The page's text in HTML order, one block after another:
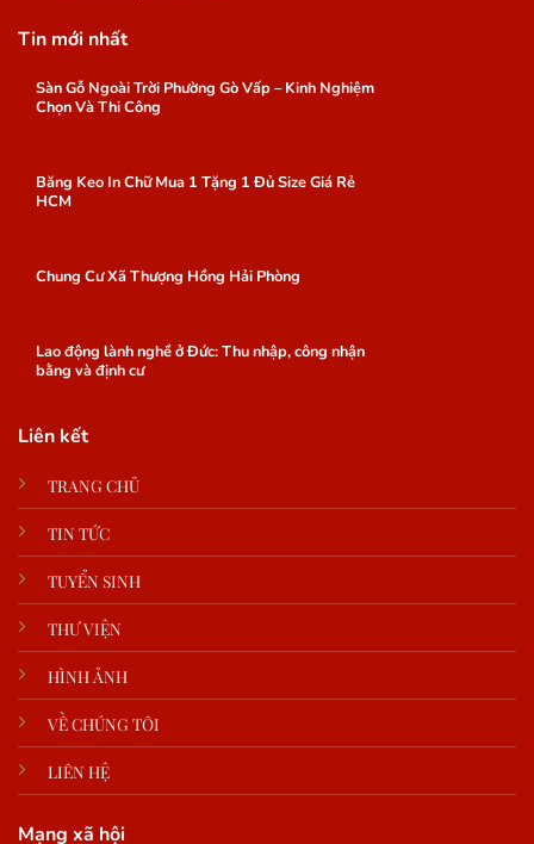
Tin mới nhất
Sàn Gỗ Ngoài Trời Phường Gò Vấp – Kinh Nghiệm
Chọn Và Thi Công
Băng Keo In Chữ Mua 1 Tặng 1 Đủ Size Giá Rẻ
HCM
Chung Cư Xã Thượng Hồng Hải Phòng
Lao động lành nghề ở Đức: Thu nhập, công nhận
bằng và định cư
Liên kết
TRANG CHỦ
TIN TỨC
TUYỂN SINH
THƯ VIỆN
HÌNH ẢNH
VỀ CHÚNG TÔI
LIÊN HỆ
Mạng xã hội